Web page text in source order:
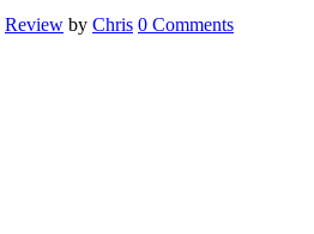
Review by Chris 0 Comments